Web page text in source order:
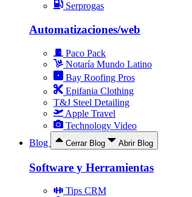
Serprogas
Automatizaciones/web
Paco Pack
Notaría Mundo Latino
Bay Roofing Pros
Epifania Clothing
T&J Steel Detailing
Apple Travel
Technology Video
Blog
Cerrar Blog Abrir Blog
Software y Herramientas
Tips CRM